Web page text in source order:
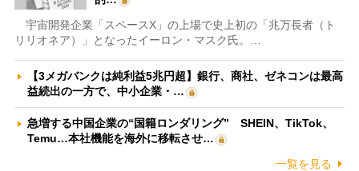
宇宙開発企業「スペースX」の上場で史上初の「兆万長者（ト
リリオネア）」となったイーロン・マスク氏。…
【3メガバンクは純利益5兆円超】銀行、商社、ゼネコンは最高
益続出の一方で、中小企業・…
急増する中国企業の“国籍ロンダリング” SHEIN、TikTok、
Temu…本社機能を海外に移転させ…
一覧を見る